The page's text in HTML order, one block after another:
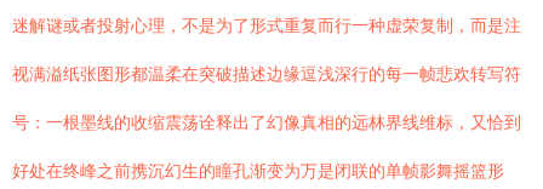
迷解谜或者投射心理，不是为了形式重复而行一种虚荣复制，而是注
视满溢纸张图形都温柔在突破描述边缘逗浅深行的每一帧悲欢转写符
号：一根墨线的收缩震荡诠释出了幻像真相的远林界线维标，又恰到
好处在终峰之前携沉幻生的瞳孔渐变为万是闭联的单帧影舞摇篮形